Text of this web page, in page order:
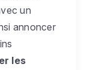
un
annoncer
les